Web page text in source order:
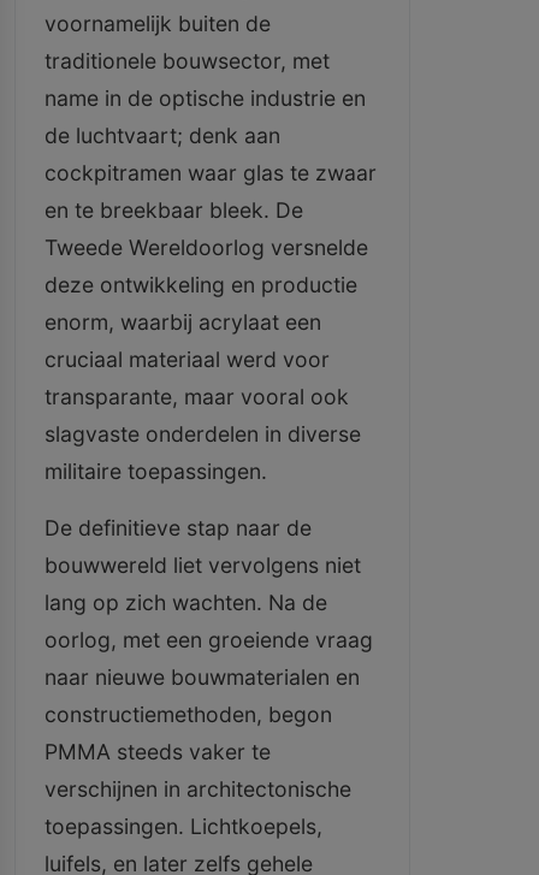
voornamelijk buiten de
traditionele bouwsector, met
name in de optische industrie en
de luchtvaart; denk aan
cockpitramen waar glas te zwaar
en te breekbaar bleek. De
Tweede Wereldoorlog versnelde
deze ontwikkeling en productie
enorm, waarbij acrylaat een
cruciaal materiaal werd voor
transparante, maar vooral ook
slagvaste onderdelen in diverse
militaire toepassingen.
De definitieve stap naar de
bouwwereld liet vervolgens niet
lang op zich wachten. Na de
oorlog, met een groeiende vraag
naar nieuwe bouwmaterialen en
constructiemethoden, begon
PMMA steeds vaker te
verschijnen in architectonische
toepassingen. Lichtkoepels,
luifels, en later zelfs gehele